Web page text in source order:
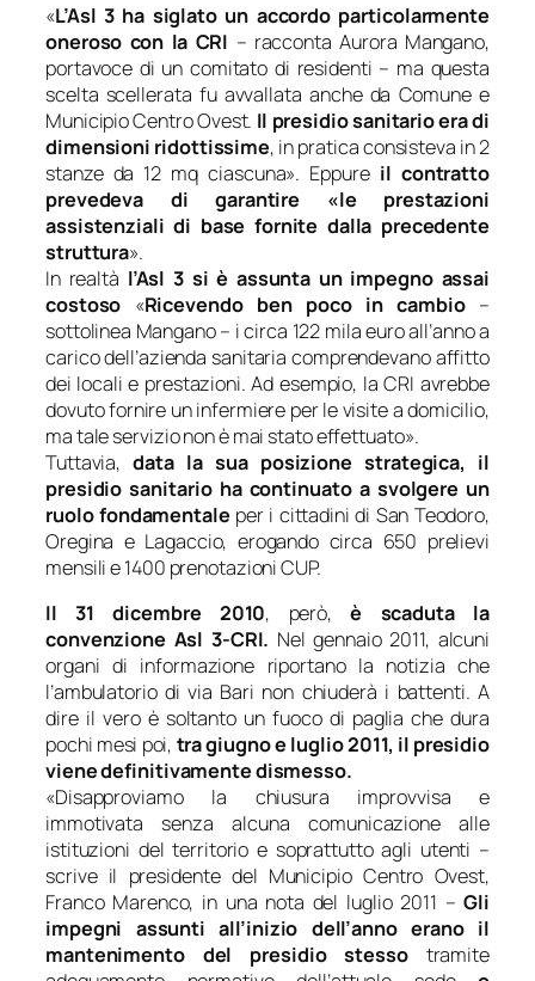
«L’Asl 3 ha siglato un accordo particolarmente
oneroso con la CRI – racconta Aurora Mangano,
portavoce di un comitato di residenti – ma questa
scelta scellerata fu avvallata anche da Comune e
Municipio Centro Ovest. Il presidio sanitario era di
dimensioni ridottissime, in pratica consisteva in 2
stanze da 12 mq ciascuna». Eppure il contratto
prevedeva di garantire «le prestazioni
assistenziali di base fornite dalla precedente
struttura».
In realtà l’Asl 3 si è assunta un impegno assai
costoso «Ricevendo ben poco in cambio–
sottolinea Mangano – i circa 122 mila euro all’anno a
carico dell’azienda sanitaria comprendevano affitto
dei locali e prestazioni. Ad esempio, la CRI avrebbe
dovuto fornire un infermiere per le visite a domicilio,
ma tale servizio non è mai stato effettuato».
Tuttavia,data la sua posizione strategica, il
presidio sanitario ha continuato a svolgere un
ruolo fondamentale per i cittadini di San Teodoro,
Oregina e Lagaccio, erogando circa 650 prelievi
mensili e 1400 prenotazioni CUP.
Il 31 dicembre 2010, però,è scaduta la
convenzione Asl 3-CRI. Nel gennaio 2011, alcuni
organi di informazione riportano la notizia che
l’ambulatorio di via Bari non chiuderà i battenti. A
dire il vero è soltanto un fuoco di paglia che dura
pochi mesi poi, tra giugno e luglio 2011, il presidio
viene definitivamente dismesso.
«Disapproviamo la chiusura improvvisa e
immotivata senza alcuna comunicazione alle
istituzioni del territorio e soprattutto agli utenti –
scrive il presidente del Municipio Centro Ovest,
Franco Marenco, in una nota del luglio 2011 –Gli
impegni assunti all’inizio dell’anno erano il
mantenimento del presidio stessotramite